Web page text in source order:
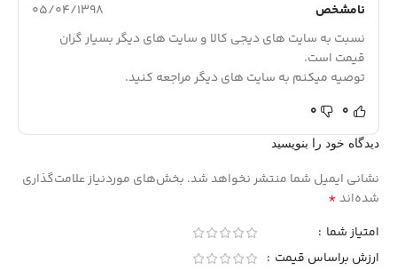
نامشخص
05/04/1398
نسبت به سایت های دیجی کالا و سایت های دیگر بسیار گران
قیمت است.
توصیه میکنم به سایت های دیگر مراجعه کنید.
0
0
دیدگاه خود را بنویسید
نشانی ایمیل شما منتشر نخواهد شد. بخش‌های موردنیاز علامت‌گذاری
شده‌اند*
امتیاز شما
ارزش براساس قیمت